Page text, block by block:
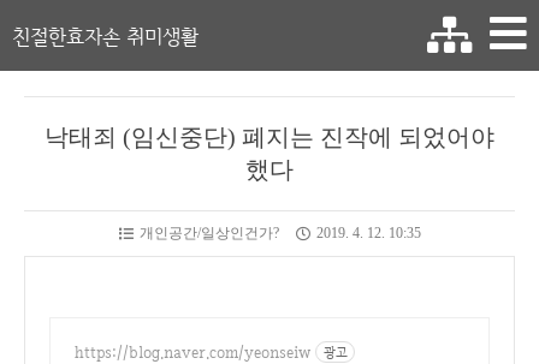
친절한효자손 취미생활
낙태죄 (임신중단) 폐지는 진작에 되었어야
했다
개인공간/일상인건가? 2019. 4. 12. 10:35
https://blog.naver.com/yeonseiw 광고